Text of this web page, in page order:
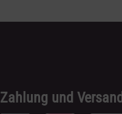
Zahlung und Versand